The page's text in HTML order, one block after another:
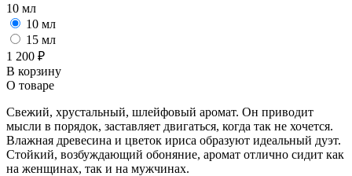
10 мл
10 мл
15 мл
1 200 ₽
В корзину
О товаре
Свежий, хрустальный, шлейфовый аромат. Он приводит
мысли в порядок, заставляет двигаться, когда так не хочется.
Влажная древесина и цветок ириса образуют идеальный дуэт.
Стойкий, возбуждающий обоняние, аромат отлично сидит как
на женщинах, так и на мужчинах.